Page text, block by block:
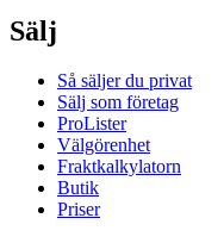
Sälj
Så säljer du privat
Sälj som företag
ProLister
Välgörenhet
Fraktkalkylatorn
Butik
Priser